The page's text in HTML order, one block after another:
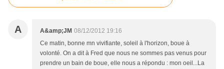
A A&amp;JM 08/12/2012 19:16
Ce matin, bonne mn vivifiante, soleil à l'horizon, boue à
volonté. On a dit à Fred que nous ne sommes pas venus pour
prendre un bain de boue, elle nous a répondu : mon oeil...La